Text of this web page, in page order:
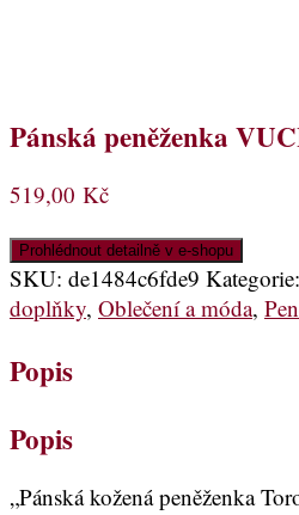
Pánská peněženka
519,00 Kč
Prohlédnout detailně v e-shopu
SKU: de1484c6fde9 Kategorie:
doplňky, Oblečení a móda,
Popis
Popis
„Pánská kožená peněženka